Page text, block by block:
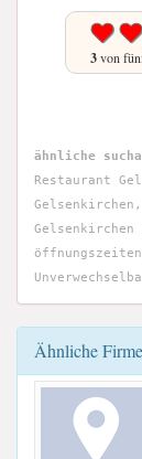
3von
ähnliche
Restaurant
Gelsenkirchen,
Ähnliche